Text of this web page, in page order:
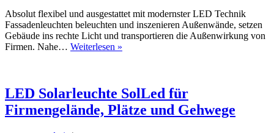
Absolut flexibel und ausgestattet mit modernster LED Technik
Fassadenleuchten beleuchten und inszenieren Außenwände, setzen
Gebäude ins rechte Licht und transportieren die Außenwirkung von
Firmen. Nahe… Weiterlesen »
LED Solarleuchte SolLed für
Firmengelände, Plätze und Gehwege